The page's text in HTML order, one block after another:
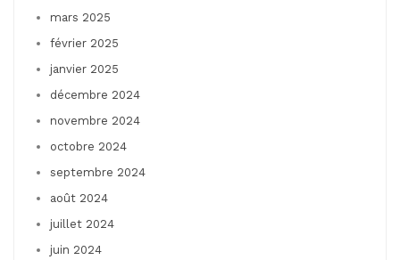
mars 2025
février 2025
janvier 2025
décembre 2024
novembre 2024
octobre 2024
septembre 2024
août 2024
juillet 2024
juin 2024